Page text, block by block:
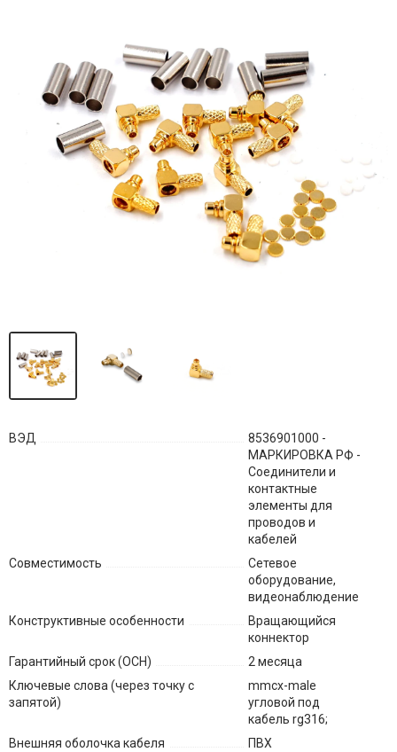
ВЭД
8536901000 -
МАРКИРОВКА РФ -
Соединители и
контактные
элементы для
проводов и
кабелей
Совместимость
Сетевое
оборудование,
видеонаблюдение
Конструктивные особенности
Вращающийся
коннектор
Гарантийный срок (ОСН)
2 месяца
Ключевые слова (через точку с
запятой)
mmcx-male
угловой под
кабель rg316;
Внешняя оболочка кабеля
ПВХ